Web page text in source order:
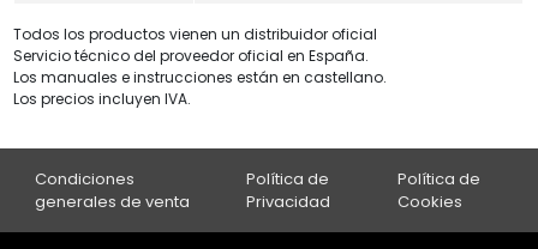
Todos los productos vienen un distribuidor oficial
Servicio técnico del proveedor oficial en España.
Los manuales e instrucciones están en castellano.
Los precios incluyen IVA.
Condiciones
generales de venta
Política de
Privacidad
Política de
Cookies